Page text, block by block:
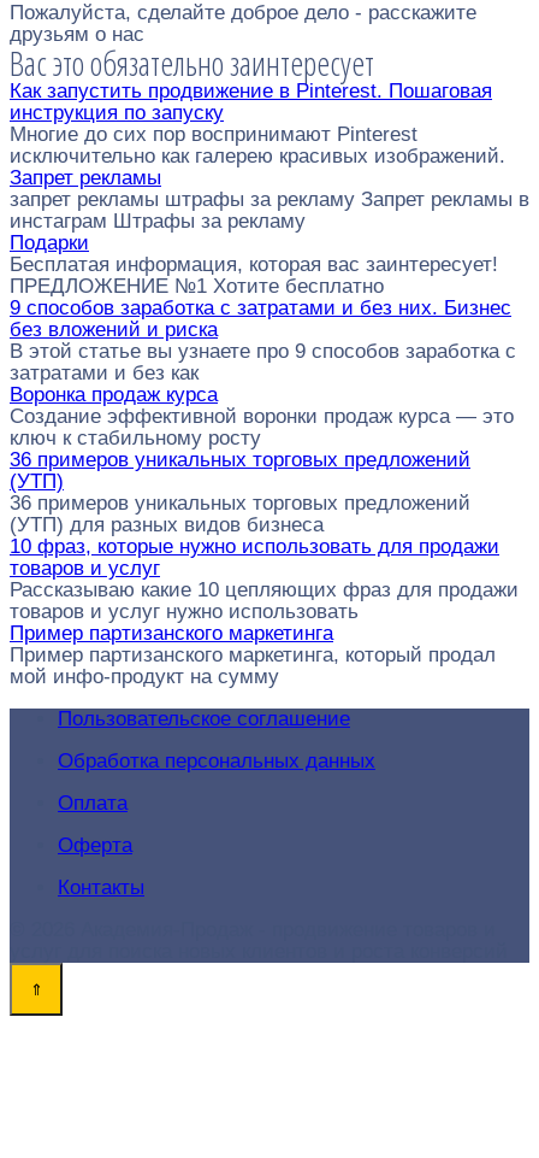
Пожалуйста, сделайте доброе дело - расскажите
друзьям о нас
Вас это обязательно заинтересует
Как запустить продвижение в Pinterest. Пошаговая
инструкция по запуску
Многие до сих пор воспринимают Pinterest
исключительно как галерею красивых изображений.
Запрет рекламы
запрет рекламы штрафы за рекламу Запрет рекламы в
инстаграм Штрафы за рекламу
Подарки
Бесплатая информация, которая вас заинтересует!
ПРЕДЛОЖЕНИЕ №1 Хотите бесплатно
9 способов заработка с затратами и без них. Бизнес
без вложений и риска
В этой статье вы узнаете про 9 способов заработка с
затратами и без как
Воронка продаж курса
Создание эффективной воронки продаж курса — это
ключ к стабильному росту
36 примеров уникальных торговых предложений
(УТП)
36 примеров уникальных торговых предложений
(УТП) для разных видов бизнеса
10 фраз, которые нужно использовать для продажи
товаров и услуг
Рассказываю какие 10 цепляющих фраз для продажи
товаров и услуг нужно использовать
Пример партизанского маркетинга
Пример партизанского маркетинга, который продал
мой инфо-продукт на сумму
Пользовательское соглашение
Обработка персональных данных
Оплата
Оферта
Контакты